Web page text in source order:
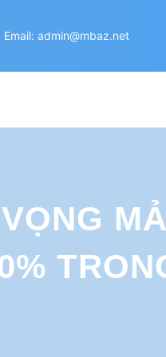
Email: admin@mbaz.net